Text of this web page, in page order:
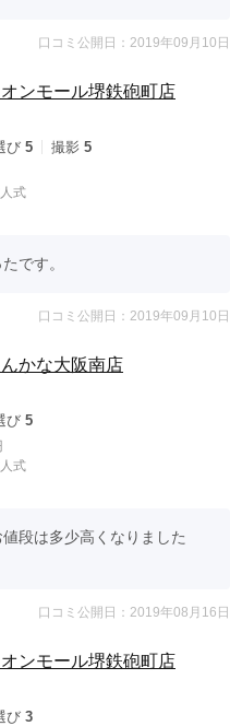
口コミ公開日：2019年09月10日
ンモール堺鉄砲町店
び 5 撮影 5
式
です。
口コミ公開日：2019年09月10日
かな大阪南店
び 5
式
段は多少高くなりました
口コミ公開日：2019年08月16日
ンモール堺鉄砲町店
び 3